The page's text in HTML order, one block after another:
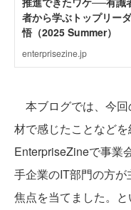
本ブログでは、今回
材で感じたことなどを
EnterpriseZineで事業
手企業のIT部門の方
焦点を当てました。